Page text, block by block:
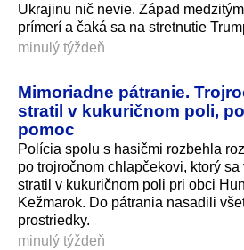
Ukrajinu nič nevie. Západ
prímerí a čaká sa na stretnutie
minulý týždeň
Mimoriadne pátranie.
stratil v kukuričnom poli,
pomoc
Polícia spolu s hasičmi rozbehla
po trojročnom chlapčekovi, ktorý
stratil v kukuričnom poli pri obci
Kežmarok. Do pátrania nasadili
prostriedky.
minulý týždeň